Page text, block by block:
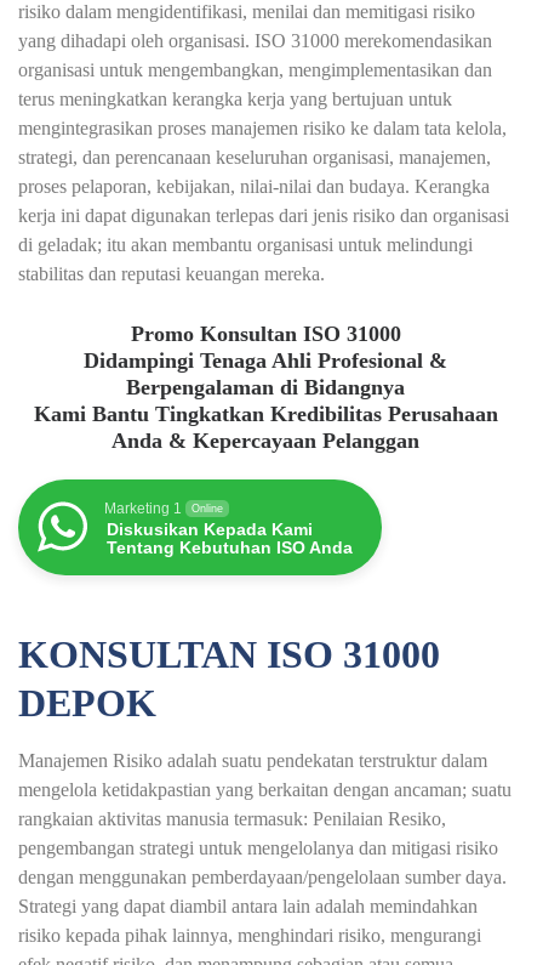
risiko dalam mengidentifikasi, menilai dan memitigasi risiko
yang dihadapi oleh organisasi. ISO 31000 merekomendasikan
organisasi untuk mengembangkan, mengimplementasikan dan
terus meningkatkan kerangka kerja yang bertujuan untuk
mengintegrasikan proses manajemen risiko ke dalam tata kelola,
strategi, dan perencanaan keseluruhan organisasi, manajemen,
proses pelaporan, kebijakan, nilai-nilai dan budaya. Kerangka
kerja ini dapat digunakan terlepas dari jenis risiko dan organisasi
di geladak; itu akan membantu organisasi untuk melindungi
stabilitas dan reputasi keuangan mereka.
Promo Konsultan ISO 31000
Didampingi Tenaga Ahli Profesional &
Berpengalaman di Bidangnya
Kami Bantu Tingkatkan Kredibilitas Perusahaan
Anda & Kepercayaan Pelanggan
Marketing 1 Online
Diskusikan Kepada Kami
Tentang Kebutuhan ISO Anda
KONSULTAN ISO 31000
DEPOK
Manajemen Risiko adalah suatu pendekatan terstruktur dalam
mengelola ketidakpastian yang berkaitan dengan ancaman; suatu
rangkaian aktivitas manusia termasuk: Penilaian Resiko,
pengembangan strategi untuk mengelolanya dan mitigasi risiko
dengan menggunakan pemberdayaan/pengelolaan sumber daya.
Strategi yang dapat diambil antara lain adalah memindahkan
risiko kepada pihak lainnya, menghindari risiko, mengurangi